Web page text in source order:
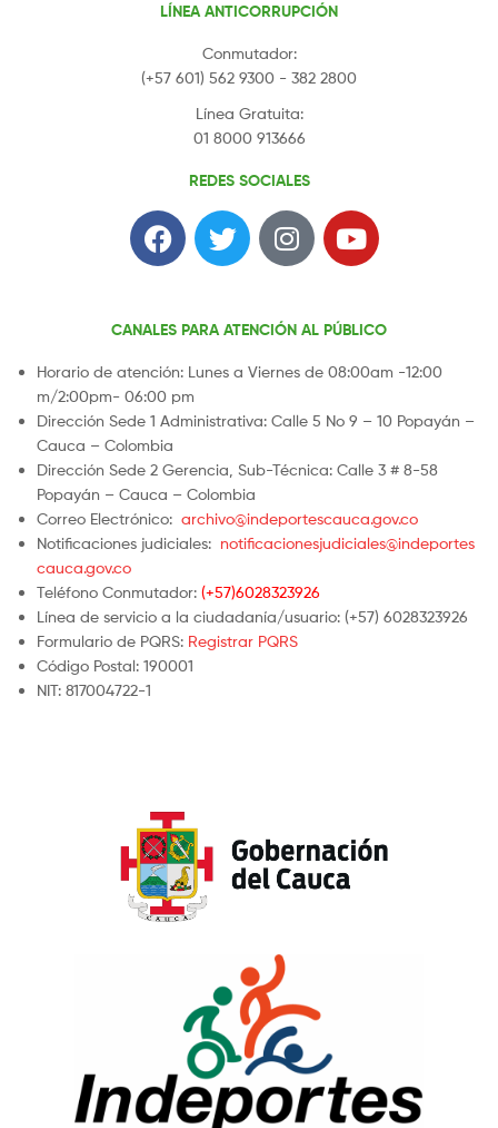
LÍNEA ANTICORRUPCIÓN
Conmutador:
(+57 601) 562 9300 - 382 2800
Línea Gratuita:
01 8000 913666
REDES SOCIALES
CANALES PARA ATENCIÓN AL PÚBLICO
Horario de atención: Lunes a Viernes de 08:00am -12:00
m/2:00pm- 06:00 pm
Dirección Sede 1 Administrativa: Calle 5 No 9 – 10 Popayán –
Cauca – Colombia
Dirección Sede 2 Gerencia, Sub-Técnica: Calle 3 # 8-58
Popayán – Cauca – Colombia
Correo Electrónico: archivo@indeportescauca.gov.co
Notificaciones judiciales: notificacionesjudiciales@indeportes
cauca.gov.co
Teléfono Conmutador: (+57)6028323926
Línea de servicio a la ciudadanía/usuario: (+57) 6028323926
Formulario de PQRS: Registrar PQRS
Código Postal: 190001
NIT: 817004722-1